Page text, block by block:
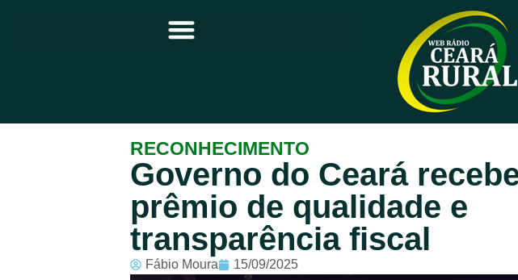
Principal
Notícias
Programação
Equipe
Contato
RECONHECIMENTO
Governo do Ceará
prêmio de qualidade e
transparência fiscal
Fábio Moura 15/09/2025